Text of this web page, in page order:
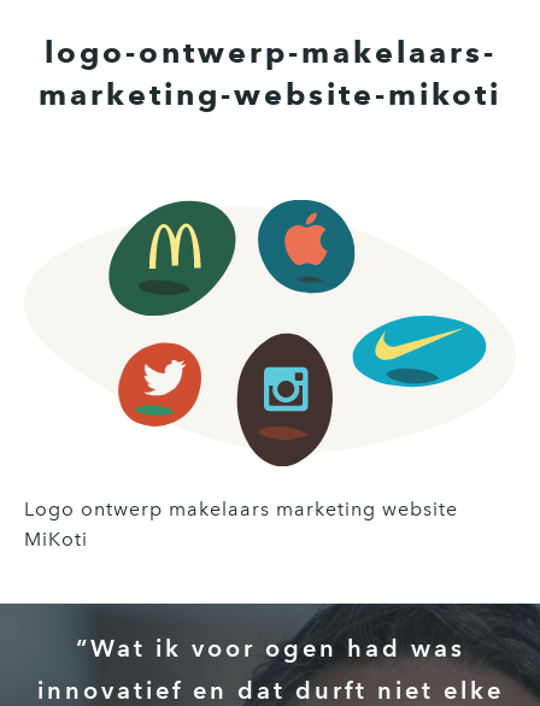
logo-ontwerp-makelaars-
marketing-website-mikoti
Logo ontwerp makelaars marketing website
MiKoti
“Wat ik voor ogen had was
innovatief en dat durft niet elke